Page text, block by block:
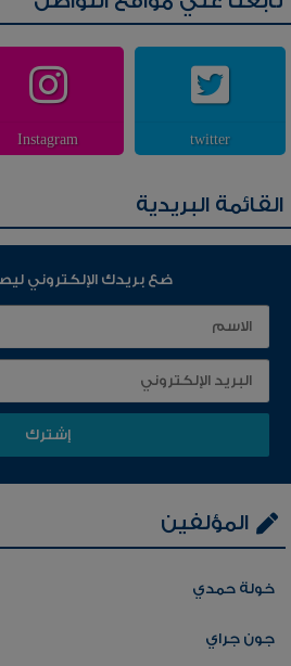
twitter
Instagram
القائمة البريدية
ضع بريدك الإلكتروني
المؤلفين
خولة حمدي
جون جراي